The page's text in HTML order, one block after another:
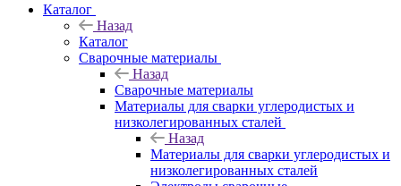
Каталог
Назад
Каталог
Сварочные материалы
Назад
Сварочные материалы
Материалы для сварки углеродистых и
низколегированных сталей
Назад
Материалы для сварки углеродистых и
низколегированных сталей